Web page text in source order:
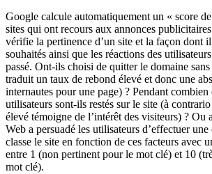
Google calcule automatiquement un « score
sites qui ont recours aux annonces
vérifie la pertinence d’un site et la façon dont
souhaités ainsi que les réactions des
passé. Ont-ils choisi de quitter le domaine
traduit un taux de rebond élevé et donc une
internautes pour une page) ? Pendant combien
utilisateurs sont-ils restés sur le site (à
élevé témoigne de l’intérêt des visiteurs) ? Ou
Web a persuadé les utilisateurs d’effectuer
classe le site en fonction de ces facteurs avec
entre 1 (non pertinent pour le mot clé) et 10
mot clé).